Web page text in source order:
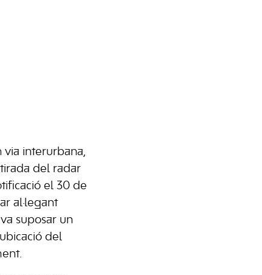
via interurbana,
del radar
el 30 de
al·legant
suposar un
del